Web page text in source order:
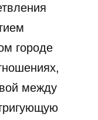
городе
между